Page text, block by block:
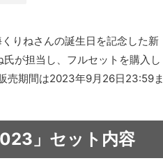
りねさんの誕生日を記念した新
が担当し、フルセットを購入し
売期間は2023年9月26日23:59ま
」セット内容